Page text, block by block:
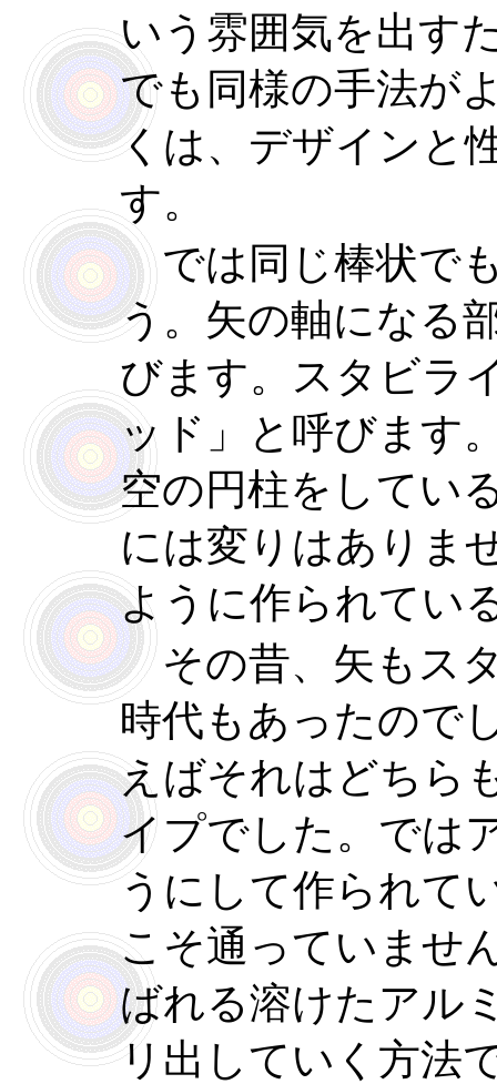
いう雰囲気を出す
でも同様の手法が
くは、デザインと
す。
では同じ棒状で
う。矢の軸になる
びます。スタビラ
ッド」と呼びます
空の円柱をしてい
には変りはありま
ように作られてい
その昔、矢もス
時代もあったので
えばそれはどちら
イプでした。では
うにして作られて
こそ通っていませ
ばれる溶けたアル
リ出していく方法